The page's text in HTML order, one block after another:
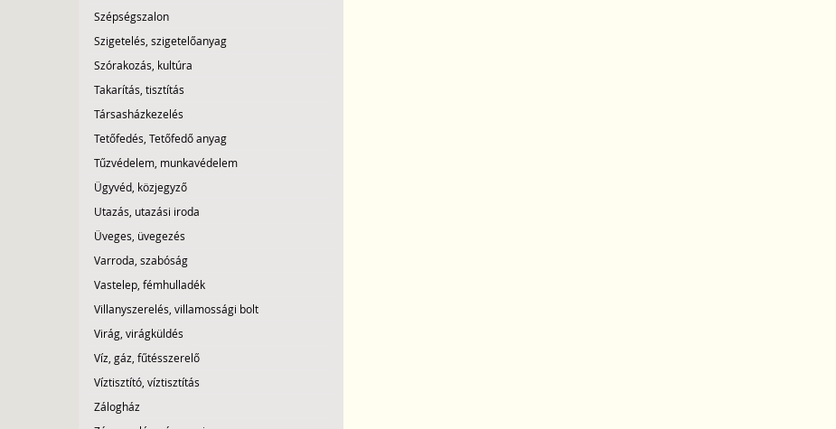
Szépségszalon
Szigetelés, szigetelőanyag
Szórakozás, kultúra
Takarítás, tisztítás
Társasházkezelés
Tetőfedés, Tetőfedő anyag
Tűzvédelem, munkavédelem
Ügyvéd, közjegyző
Utazás, utazási iroda
Üveges, üvegezés
Varroda, szabóság
Vastelep, fémhulladék
Villanyszerelés, villamossági bolt
Virág, virágküldés
Víz, gáz, fűtésszerelő
Víztisztító, víztisztítás
Zálogház